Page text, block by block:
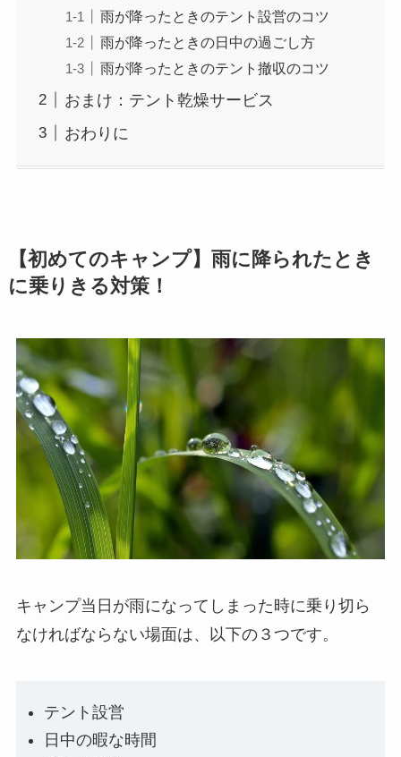
雨が降ったときのテント設営のコツ
雨が降ったときの日中の過ごし方
雨が降ったときのテント撤収のコツ
おまけ：テント乾燥サービス
おわりに
【初めてのキャンプ】雨に降られたとき
に乗りきる対策！
キャンプ当日が雨になってしまった時に乗り切ら
なければならない場面は、以下の３つです。
テント設営
日中の暇な時間